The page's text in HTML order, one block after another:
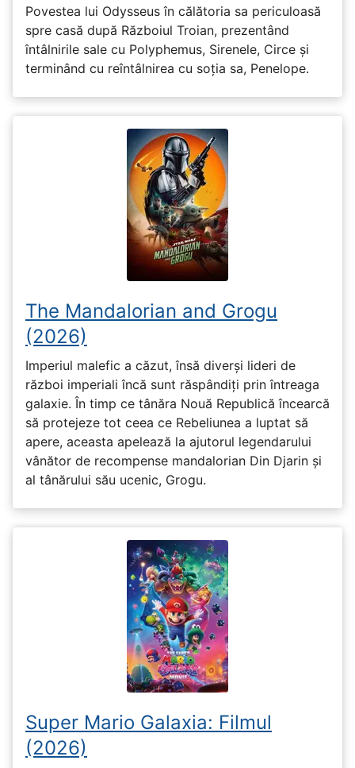
Povestea lui Odysseus în călătoria sa periculoasă
spre casă după Războiul Troian, prezentând
întâlnirile sale cu Polyphemus, Sirenele, Circe și
terminând cu reîntâlnirea cu soția sa, Penelope.
The Mandalorian and Grogu
(2026)
Imperiul malefic a căzut, însă diverși lideri de
război imperiali încă sunt răspândiți prin întreaga
galaxie. În timp ce tânăra Nouă Republică încearcă
să protejeze tot ceea ce Rebeliunea a luptat să
apere, aceasta apelează la ajutorul legendarului
vânător de recompense mandalorian Din Djarin și
al tânărului său ucenic, Grogu.
Super Mario Galaxia: Filmul
(2026)